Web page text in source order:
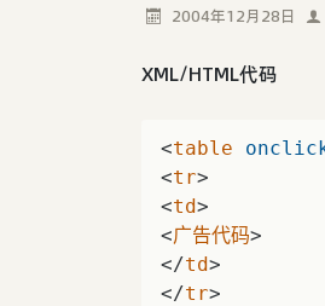
2004年12月28日
XML/HTML代码
<table
<tr>
<td>
<广告代码>
</td>
</tr>